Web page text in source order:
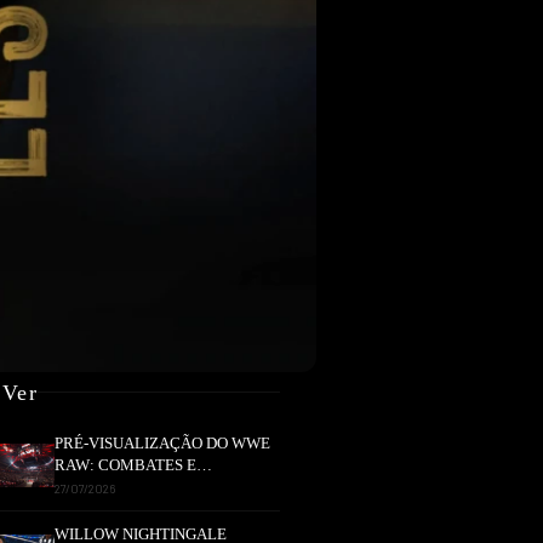
PRÉ-VISUALIZAÇÃO DO WWE
RAW: COMBATES E
SEGMENTOS A NÃO PERDER
27/07/2026
WILLOW NIGHTINGALE